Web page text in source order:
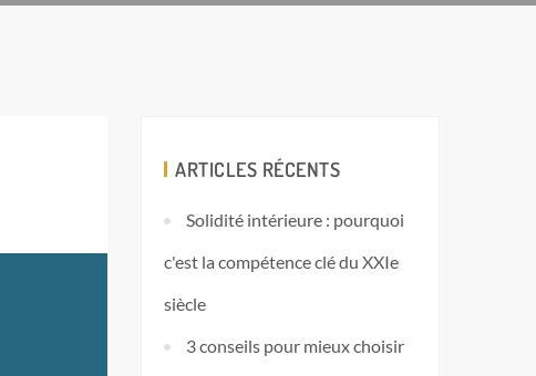
ARTICLES RÉCENTS
Solidité intérieure : pourquoi
c'est la compétence clé du XXIe
siècle
3 conseils pour mieux choisir